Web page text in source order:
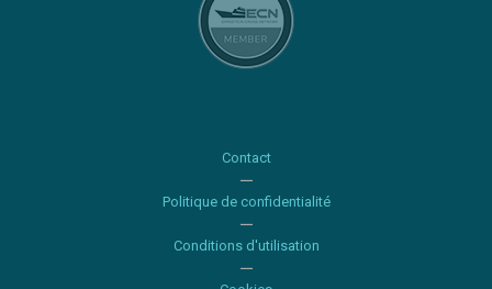
Contact
Politique de confidentialité
Conditions d'utilisation